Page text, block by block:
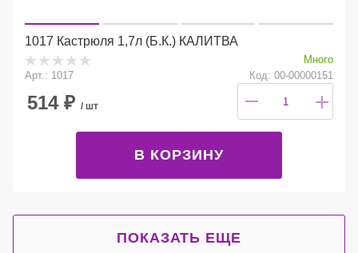
1017 Кастрюля 1,7л (Б.К.) КАЛИТВА
Много
Арт.: 1017
Код: 00-00000151
514₽ / шт
В КОРЗИНУ
ПОКАЗАТЬ ЕЩЕ